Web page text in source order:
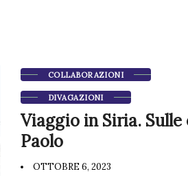
COLLABORAZIONI
DIVAGAZIONI
Viaggio in Siria.
Paolo
OTTOBRE 6, 2023